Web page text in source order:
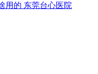
用的 东莞台心医院